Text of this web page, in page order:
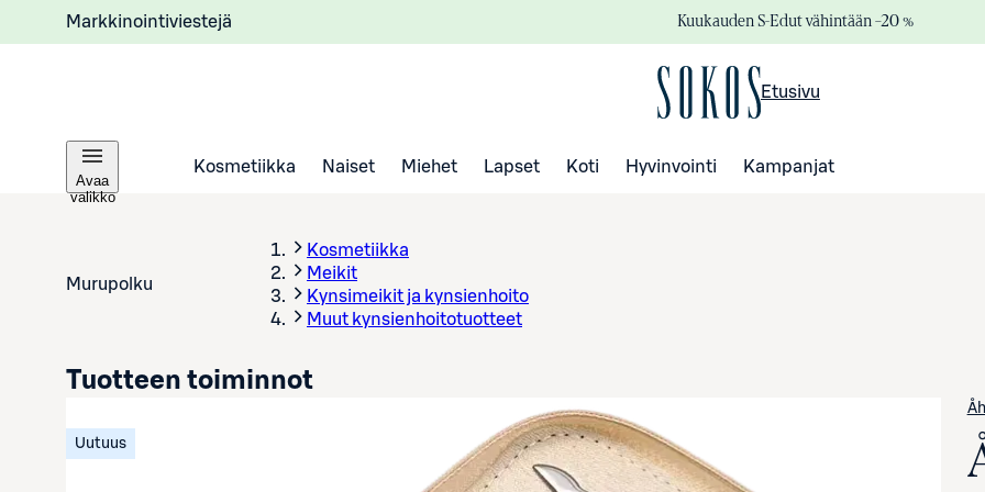
Markkinointiviestejä Kuukauden S-Edut vähintään –20 %
Etusivu
Avaa
valikko
Kosmetiikka Naiset Miehet Lapset Koti Hyvinvointi Kampanjat
Murupolku
Kosmetiikka
Meikit
Kynsimeikit ja kynsienhoito
Muut kynsienhoitotuotteet
Uutuus
Tuotteen toiminnot